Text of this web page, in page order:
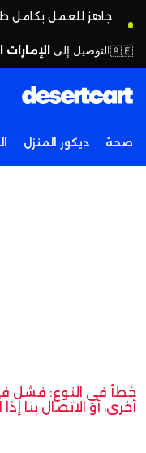
جاهز للعمل بكامل
🇦🇪التوصيل إلى
صحة ديكور المنزل
خطأ في النوع: فشل في
أخرى، أو الاتصال بنا